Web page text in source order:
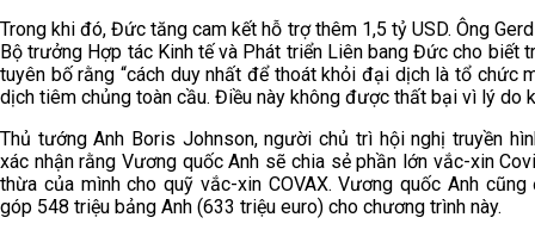
Trong khi đó, Đức tăng cam kết hỗ trợ thêm 1,5 tỷ USD. Ông
Bộ trưởng Hợp tác Kinh tế và Phát triển Liên bang Đức cho biết
tuyên bố rằng “cách duy nhất để thoát khỏi đại dịch là tổ chức
dịch tiêm chủng toàn cầu. Điều này không được thất bại vì lý do
Thủ tướng Anh Boris Johnson, người chủ trì hội nghị truyền
xác nhận rằng Vương quốc Anh sẽ chia sẻ phần lớn vắc-xin
thừa của mình cho quỹ vắc-xin COVAX. Vương quốc Anh cũng
góp 548 triệu bảng Anh (633 triệu euro) cho chương trình này.